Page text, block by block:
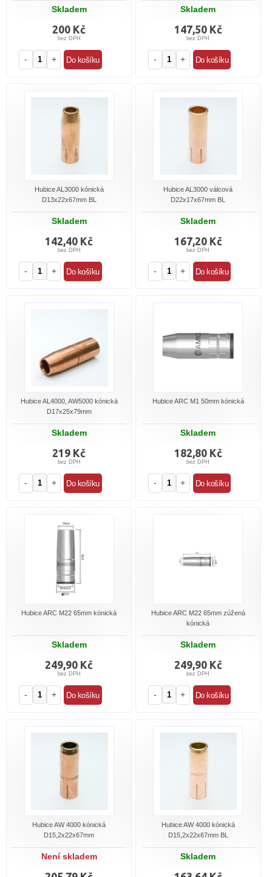
Skladem
200 Kč
bez DPH
- +
Skladem
147,50 Kč
bez DPH
- +
Hubice AL3000 kónická
D13x22x67mm BL
Skladem
142,40 Kč
bez DPH
- +
Hubice AL3000 válcová
D22x17x67mm BL
Skladem
167,20 Kč
bez DPH
- +
Hubice AL4000, AW5000 kónická
D17x25x79mm
Skladem
219 Kč
bez DPH
- +
Hubice ARC M1 50mm kónická
Skladem
182,80 Kč
bez DPH
- +
Hubice ARC M22 65mm kónická
Skladem
249,90 Kč
bez DPH
- +
Hubice ARC M22 65mm zúžená
kónická
Skladem
249,90 Kč
bez DPH
- +
Hubice AW 4000 kónická
D15,2x22x67mm
Není skladem
Hubice AW 4000 kónická
D15,2x22x67mm BL
Skladem